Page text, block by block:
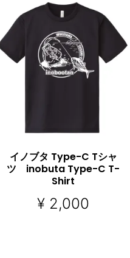
オプションを選択
イノブタ Type-C Tシャ
ツ inobuta Type-C T-
Shirt
¥ 2,000